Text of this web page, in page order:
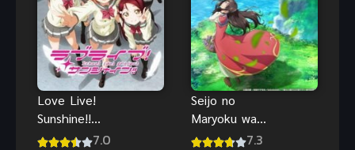
Love Live!
Sunshine!!
เลิฟไลฟ์! ซัน
7.0
Seijo no
Maryoku wa
Bannou Desu
7.3